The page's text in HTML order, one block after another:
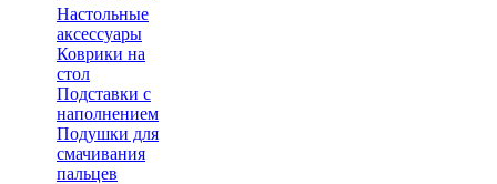
Настольные
аксессуары
Коврики на
стол
Подставки с
наполнением
Подушки для
смачивания
пальцев